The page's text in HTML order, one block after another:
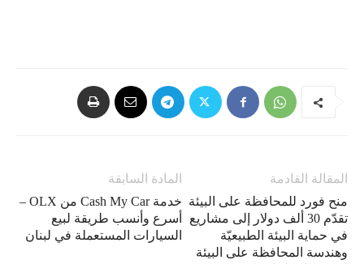
المادة السابقة
خدمة Cash My Car من OLX –
أسرع وأنسب طريقة لبيع
السيارات المستعملة في لبنان
المقالة القادمة
منح فورد للمحافظة على البيئة
تقدّم 30 ألف دولار إلى مشاريع
في حماية البيئة الطبيعيّة
وهندسة المحافظة على البيئة